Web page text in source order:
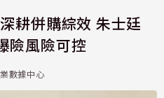
耕併購綜效 朱士廷
險風險可控
數據中心